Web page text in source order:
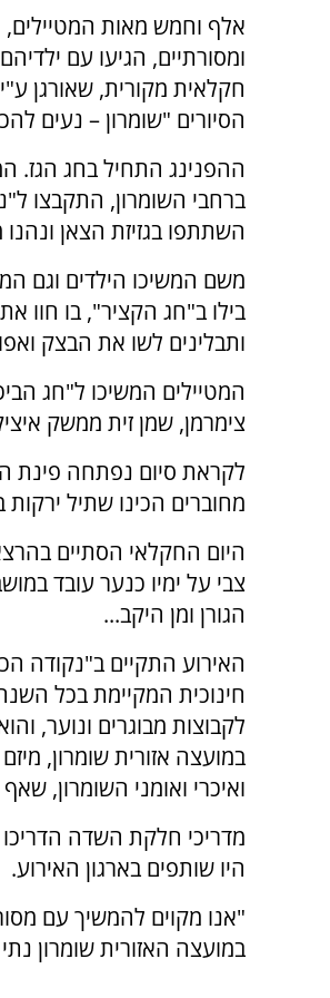
אלף וחמש מאות המטיילים,
ומסורתיים, הגיעו עם
חקלאית מקורית, שאורגן
הסיורים "שומרון – נעים
ההפנינג התחיל בחג הגז.
ברחבי השומרון, התקבצו
השתתפו בגזיזת הצאן
משם המשיכו הילדים וגם
בילו ב"חג הקציר", בו חוו
ותבלינים לשו את הבצק
המטיילים המשיכו ל"חג
צימרמן, שמן זית ממשק
לקראת סיום נפתחה פינת
מחוברים הכינו שתיל ירקות
היום החקלאי הסתיים
צבי על ימיו כנער עובד
הגורן ומן היקב...
האירוע התקיים ב"נקודה
חינוכית המקיימת בכל
לקבוצות מבוגרים ונוער,
במועצה אזורית שומרון,
ואיכרי ואומני השומרון,
מדריכי חלקת השדה
היו שותפים בארגון האירוע.
"אנו מקוים להמשיך עם
במועצה האזורית שומרון